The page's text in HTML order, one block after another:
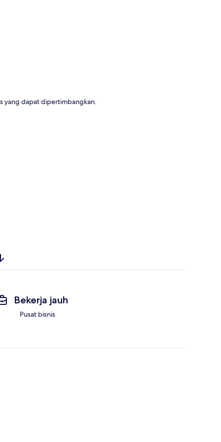
yang dapat dipertimbangkan.
Bekerja jauh
Pusat bisnis